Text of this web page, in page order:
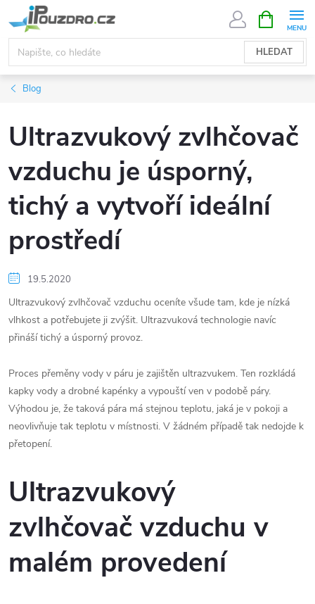
na
obsah
HLEDAT
NÁKUPNÍ
KOŠÍK
Blog
Ultrazvukový zvlhčovač
vzduchu je úsporný,
tichý a vytvoří ideální
prostředí
19.5.2020
Ultrazvukový zvlhčovač vzduchu oceníte všude tam, kde je nízká
vlhkost a potřebujete ji zvýšit. Ultrazvuková technologie navíc
přináší tichý a úsporný provoz.
Proces přeměny vody v páru je zajištěn ultrazvukem. Ten rozkládá
kapky vody a drobné kapénky a vypouští ven v podobě páry.
Výhodou je, že taková pára má stejnou teplotu, jaká je v pokoji a
neovlivňuje tak teplotu v místnosti. V žádném případě tak nedojde k
přetopení.
Ultrazvukový
zvlhčovač vzduchu v
malém provedení